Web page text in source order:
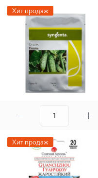
Хит продаж
Хит продаж